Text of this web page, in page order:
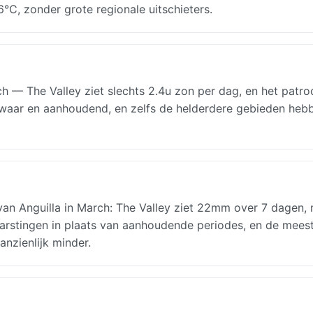
zonder grote regionale uitschieters.
— The Valley ziet slechts 2.4u zon per dag, en het
en aanhoudend, en zelfs de helderdere gebieden
Anguilla in March: The Valley ziet 22mm over 7 dagen,
in plaats van aanhoudende periodes, en de
minder.